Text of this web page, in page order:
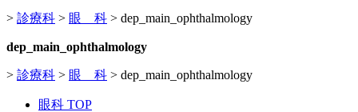
> 診療科 > 眼 科 > dep_main_ophthalmology
dep_main_ophthalmology
> 診療科 > 眼 科 > dep_main_ophthalmology
眼科 TOP